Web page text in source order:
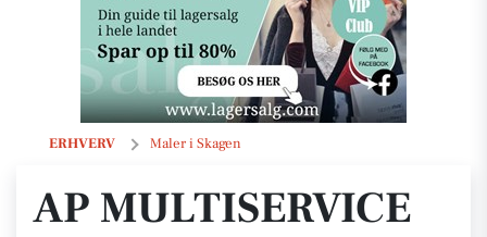
ERHVERV Maler i Skagen
AP Multiservice
AP MULTISERVICE